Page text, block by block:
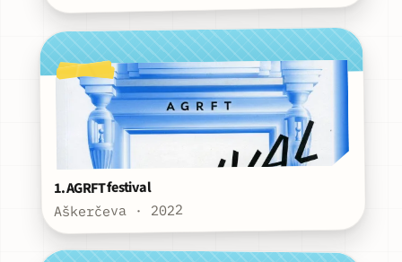
1. AGRFT festival
Aškerčeva · 2022